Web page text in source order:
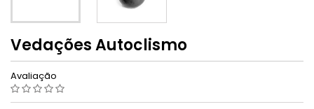
Vedações Autoclismo
Avaliação